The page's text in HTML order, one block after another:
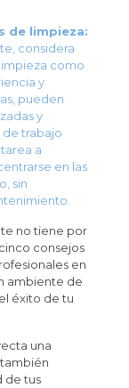
de limpieza:
considera
como
y
pueden
y
trabajo
a
en las
sin
no tiene por
consejos
en
ambiente de
éxito de tu
una
de tus